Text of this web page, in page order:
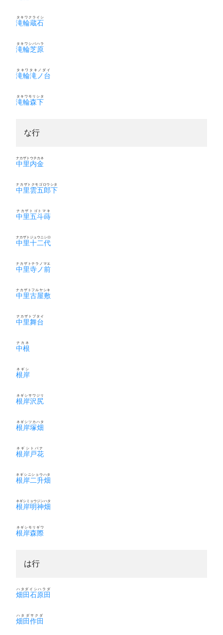
滝輪蔵石
タキワクライシ
滝輪芝原
タキワシバハラ
滝輪滝ノ台
タキワタキノダイ
滝輪森下
タキワモリシタ
な行
中里内金
ナカザトウチカネ
中里雲五郎下
ナカザトクモゴロウシタ
中里五斗蒔
ナカザトゴトマキ
中里十二代
ナカザトジュウニシロ
中里寺ノ前
ナカザトテラノマエ
中里古屋敷
ナカザトフルヤシキ
中里舞台
ナカザトブタイ
中根
ナカネ
根岸
ネギシ
根岸沢尻
ネギシサワジリ
根岸塚畑
ネギシツカハタ
根岸戸花
ネギシトバナ
根岸二升畑
ネギシニショウハタ
根岸明神畑
ネギシミョウジンハタ
根岸森際
ネギシモリギワ
は行
畑田石原田
ハタダイシハラダ
畑田作田
ハタダサクダ